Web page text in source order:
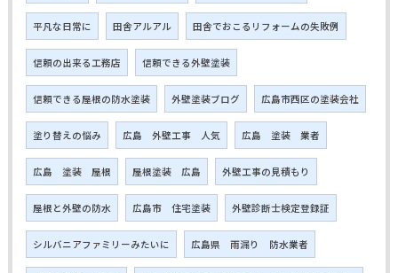
平凡な日常に 田舎アルアル 田舎でおこるリフォームの失敗例
信頼の出来る工務店 信頼できる外壁塗装
信頼できる屋根の防水塗装 外壁塗装ブログ 広島市西区の塗装会社
塗り替えの悩み 広島 外壁工事 人気 広島 塗装 業者
広島 塗装 屋根 屋根塗装 広島 外壁工事の見積もり
屋根と外壁の防水 広島市 住宅塗装 外壁診断士検定登録証
シルバニアファミリーみたいに 広島県 雨漏り 防水業者